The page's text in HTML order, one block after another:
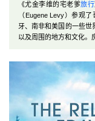
《尤金李维的宅老爹旅行
（Eugene Levy）参观
牙、南非和美国的一些世
以及周围的地方和文化。